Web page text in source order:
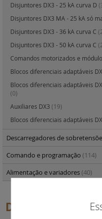
Disjuntores DX3
Disjuntores DX3 - 25 kA curva D
Disjuntores DX3 MA - 25 kA só
Disjuntores DX3 - 36 kA curva C
Disjuntores DX3 - 50 kA curva C
Comandos motorizados e
Blocos diferenciais adaptáveis
Blocos diferenciais adaptáveis
(0)
Auxiliares DX3 (19)
Blocos diferenciais adaptáveis
Descarregadores de
Comando e programação (114)
Alimentação e variadores(40)